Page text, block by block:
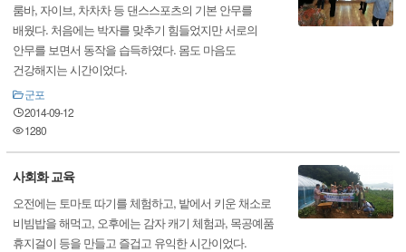
룸바, 자이브, 차차차 등 댄스스포츠의 기본 안무를
배웠다. 처음에는 박자를 맞추기 힘들었지만 서로의
안무를 보면서 동작을 습득하였다. 몸도 마음도
건강해지는 시간이었다.
군포
2014-09-12
1280
사회화 교육
오전에는 토마토 따기를 체험하고, 밭에서 키운 채소로
비빔밥을 해먹고, 오후에는 감자 캐기 체험과, 목공예품
휴지걸이 등을 만들고 즐겁고 유익한 시간이었다.